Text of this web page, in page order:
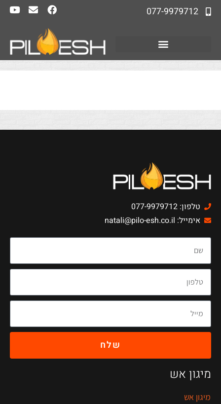
077-9979712
טלפון: 077-9979712
אימייל: natali@pilo-esh.co.il
שלח
מיגון אש
מיגון אש